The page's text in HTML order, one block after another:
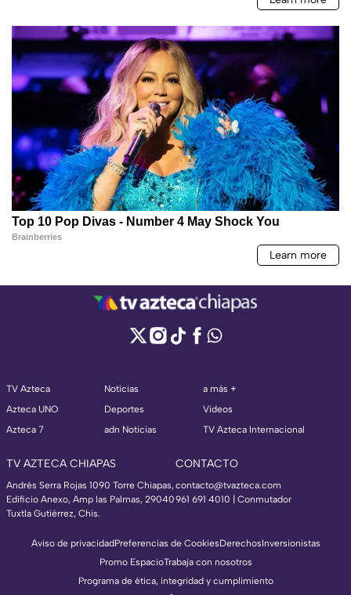
TV Azteca
Azteca UNO
Azteca 7
Noticias
Deportes
adn Noticias
a más +
Videos
TV Azteca Internacional
TV AZTECA CHIAPAS
Andrés Serra Rojas 1090 Torre Chiapas,
Edificio Anexo, Amp las Palmas, 29040
Tuxtla Gutiérrez, Chis.
CONTACTO
contacto@tvazteca.com
961 691 4010 | Conmutador
Aviso de privacidadPreferencias de CookiesDerechosInversionistas
Promo EspacioTrabaja con nosotros
Programa de ética, integridad y cumplimiento